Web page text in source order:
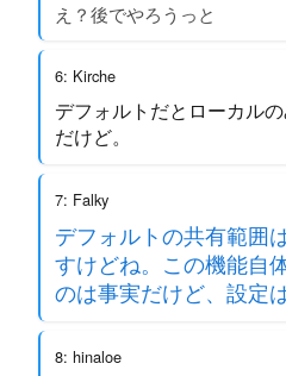
え？後でやろうっと
6: Kirche
デフォルトだとローカル
だけど。
7: Falky
デフォルトの共有範囲
すけどね。この機能自
のは事実だけど、設定
8: hinaloe